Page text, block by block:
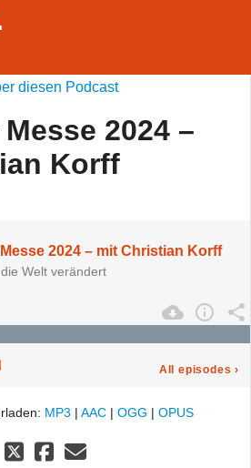
diesen Podcast
2024 –
Korff
2024 – mit Christian Korff
Welt verändert
All episodes ›
MP3 | AAC | OGG | OPUS